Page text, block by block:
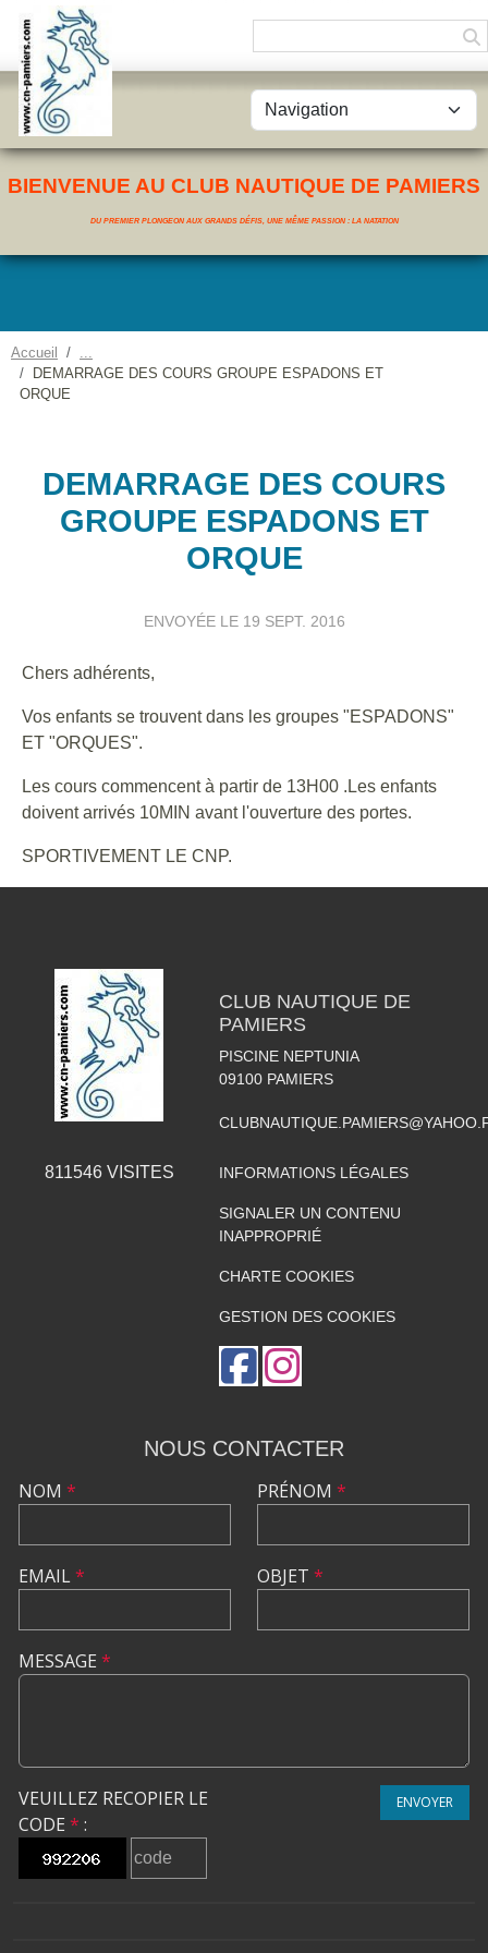
BIENVENUE AU CLUB NAUTIQUE DE PAMIERS
DU PREMIER PLONGEON AUX GRANDS DÉFIS, UNE MÊME PASSION : LA NATATION
Accueil
DEMARRAGE DES COURS GROUPE ESPADONS ET
ORQUE
DEMARRAGE DES COURS
GROUPE ESPADONS ET
ORQUE
ENVOYÉE LE 19 SEPT. 2016
Chers adhérents,
Vos enfants se trouvent dans les groupes "ESPADONS"
ET "ORQUES".
Les cours commencent à partir de 13H00 .Les enfants
doivent arrivés 10MIN avant l'ouverture des portes.
SPORTIVEMENT LE CNP.
811546VISITES
CLUB NAUTIQUE DE
PAMIERS
PISCINE NEPTUNIA
09100 PAMIERS
INFORMATIONS LÉGALES
SIGNALER UN CONTENU
INAPPROPRIÉ
CHARTE COOKIES
GESTION DES COOKIES
NOUS CONTACTER
NOM *
EMAIL*
PRÉNOM *
OBJET *
MESSAGE *
VEUILLEZ RECOPIER LE
CODE * :
ENVOYER
Panneau de gestion des cookies